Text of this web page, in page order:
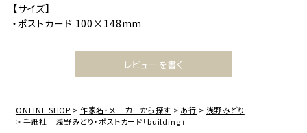
【サイズ】
・ポストカード 100×148mm
レビューを書く
ONLINE SHOP 作家名・メーカーから探す あ行
浅野みどり
手紙社｜浅野みどり・ポストカード「building」